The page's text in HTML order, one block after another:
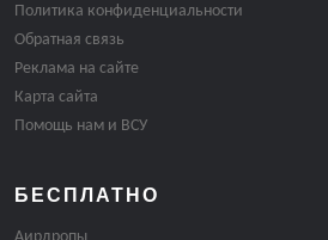
Политика конфиденциальности
Обратная связь
Реклама на сайте
Карта сайта
Помощь нам и ВСУ
БЕСПЛАТНО
Аирдропы